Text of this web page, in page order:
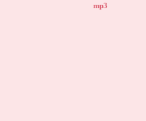
mp3